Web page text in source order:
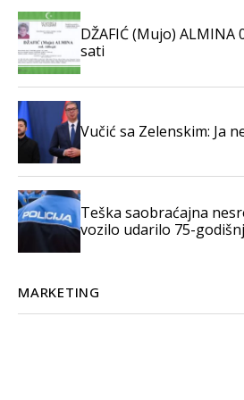
DŽAFIĆ (Mujo) ALMINA
sati
Vučić sa Zelenskim: Ja
Teška saobraćajna
vozilo udarilo 75-
MARKETING